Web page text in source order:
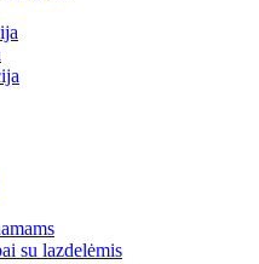
su lazdelėmis